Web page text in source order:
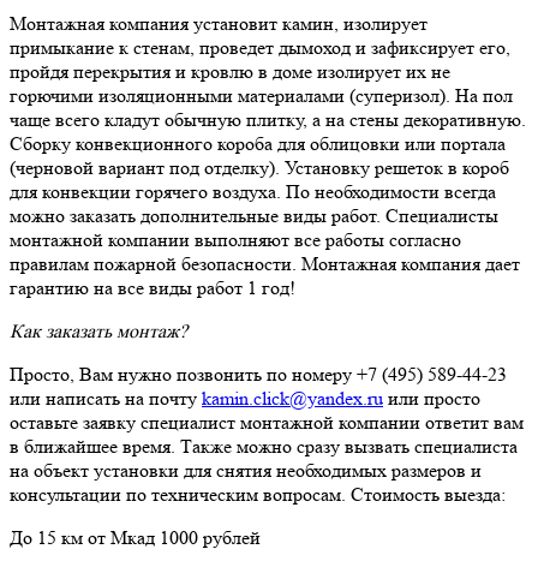
Монтажная компания установит камин, изолирует
примыкание к стенам, проведет дымоход и зафиксирует его,
пройдя перекрытия и кровлю в доме изолирует их не
горючими изоляционными материалами (суперизол). На пол
чаще всего кладут обычную плитку, а на стены декоративную.
Сборку конвекционного короба для облицовки или портала
(черновой вариант под отделку). Установку решеток в короб
для конвекции горячего воздуха. По необходимости всегда
можно заказать дополнительные виды работ. Специалисты
монтажной компании выполняют все работы согласно
правилам пожарной безопасности. Монтажная компания дает
гарантию на все виды работ 1 год!
Как заказать монтаж?
Просто, Вам нужно позвонить по номеру +7 (495) 589-44-23
или написать на почту kamin.click@yandex.ru или просто
оставьте заявку специалист монтажной компании ответит вам
в ближайшее время. Также можно сразу вызвать специалиста
на объект установки для снятия необходимых размеров и
консультации по техническим вопросам. Стоимость выезда:
До 15 км от Мкад 1000 рублей